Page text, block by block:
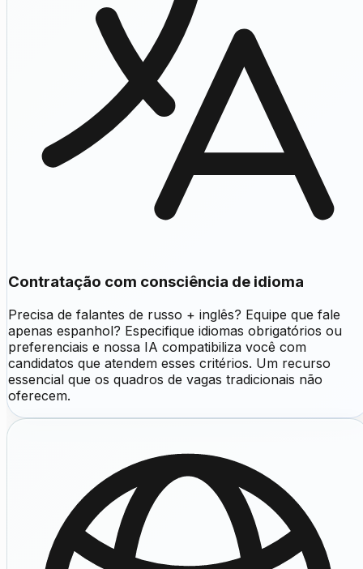
Contratação com consciência de idioma
Precisa de falantes de russo + inglês? Equipe que fale
apenas espanhol? Especifique idiomas obrigatórios ou
preferenciais e nossa IA compatibiliza você com
candidatos que atendem esses critérios. Um recurso
essencial que os quadros de vagas tradicionais não
oferecem.